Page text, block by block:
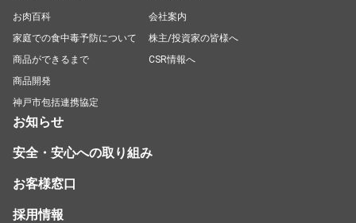
お肉百科
家庭での食中毒予防について
商品ができるまで
商品開発
神戸市包括連携協定
会社案内
株主/投資家の皆様へ
CSR情報へ
お知らせ
安全・安心への取り組み
お客様窓口
採用情報